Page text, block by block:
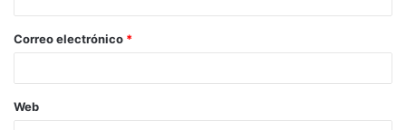
Correo electrónico *
Web